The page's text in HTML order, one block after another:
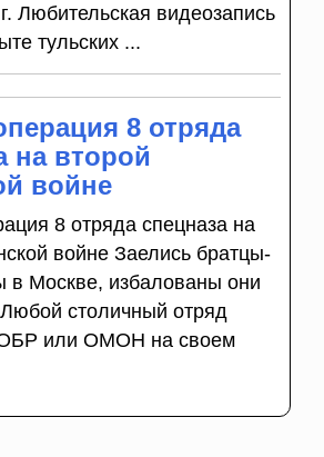
Любительская видеозапись
тульских ...
8 отряда
на второй
войне
8 отряда спецназа на
войне Заелись братцы-
в Москве, избалованы они
столичный отряд
или ОМОН на своем